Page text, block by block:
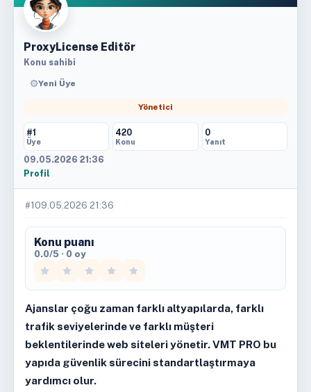
ProxyLicense Editör
Konu sahibi
Yeni Üye
Yönetici
#1
Üye
420
Konu
0
Yanıt
09.05.2026 21:36
Profil
#1 09.05.2026 21:36
Konu puanı
0.0/5 · 0 oy
Ajanslar çoğu zaman farklı altyapılarda, farklı
trafik seviyelerinde ve farklı müşteri
beklentilerinde web siteleri yönetir. VMT PRO bu
yapıda güvenlik sürecini standartlaştırmaya
yardımcı olur.